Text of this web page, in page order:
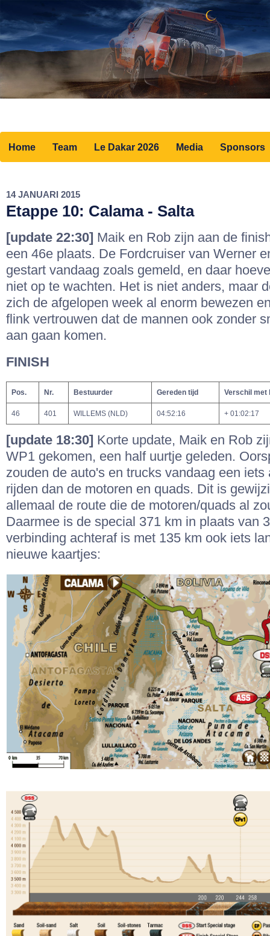
Home Team Le Dakar 2026 Media Sponsors
14 JANUARI 2015
Etappe 10: Calama - Salta
[update 22:30] Maik en Rob zijn aan de
een 46e plaats. De Fordcruiser van Werner
gestart vandaag zoals gemeld, en daar
niet op te wachten. Het is niet anders, maar
zich de afgelopen week al enorm bewezen
flink vertrouwen dat de mannen ook zonder
aan gaan komen.
FINISH
Pos. Nr. Bestuurder Gereden tijd Verschil met
46 401 WILLEMS (NLD) 04:52:16 + 01:02:17
[update 18:30] Korte update, Maik en Rob
WP1 gekomen, een half uurtje geleden.
zouden de auto's en trucks vandaag een iets
rijden dan de motoren en quads. Dit is
allemaal de route die de motoren/quads al
Daarmee is de special 371 km in plaats van
verbinding achteraf is met 135 km ook iets
nieuwe kaartjes: